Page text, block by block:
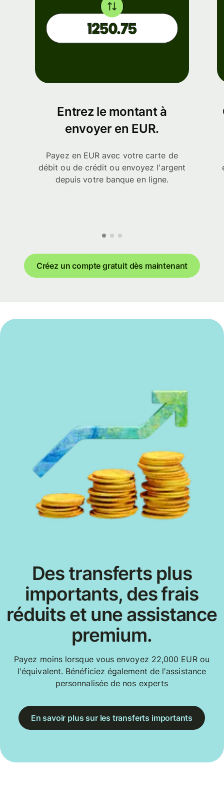
Entrez le montant à
envoyer en EUR.
Payez en EUR avec votre carte de
débit ou de crédit ou envoyez l'argent
depuis votre banque en ligne.
Créez un compte gratuit dès maintenant
Des transferts plus
importants, des frais
réduits et une assistance
premium.
Payez moins lorsque vous envoyez 22,000 EUR ou
l'équivalent. Bénéficiez également de l'assistance
personnalisée de nos experts
En savoir plus sur les transferts importants